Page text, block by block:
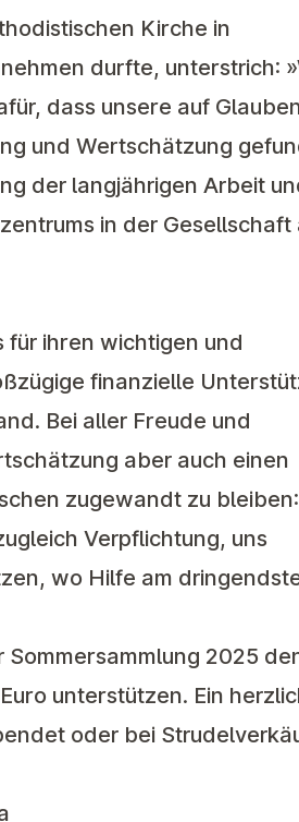
Kirche in
durfte, unterstrich:
dass unsere auf
und Wertschätzung
der langjährigen Arbeit
in der Gesellschaft
ihren wichtigen und
finanzielle
Bei aller Freude und
aber auch einen
zugewandt zu bleiben:
Verpflichtung, uns
wo Hilfe am
2025
unterstützen. Ein
oder bei